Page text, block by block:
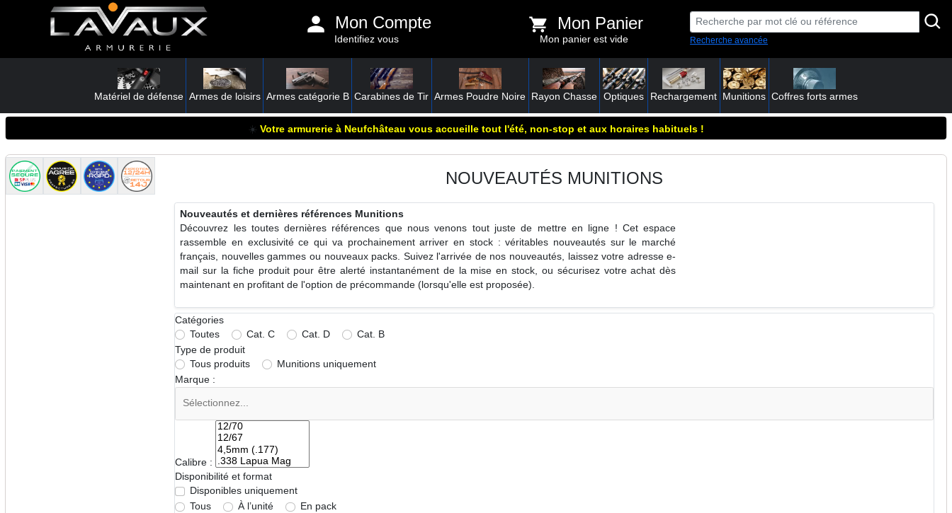
Mon Compte
Identifiez vous
Mon Panier
Mon panier est vide Recherche avancée
Matériel de défense Armes de loisirs Armes catégorie B Carabines de Tir Armes Poudre Noire Rayon Chasse Optiques Rechargement Munitions Coffres forts armes
☀️ Votre armurerie à Neufchâteau vous accueille tout l'été, non-stop et aux horaires habituels !
NOUVEAUTÉS MUNITIONS
Nouveautés et dernières références Munitions
Découvrez les toutes dernières références que nous venons tout juste de mettre en ligne ! Cet espace
rassemble en exclusivité ce qui va prochainement arriver en stock : véritables nouveautés sur le marché
français, nouvelles gammes ou nouveaux packs. Suivez l'arrivée de nos nouveautés, laissez votre adresse e-
mail sur la fiche produit pour être alerté instantanément de la mise en stock, ou sécurisez votre achat dès
maintenant en profitant de l'option de précommande (lorsqu'elle est proposée).
Catégories
Toutes
Cat. C Cat. D
Cat. B
Type de produit
Tous produits
Munitions uniquement
Marque :
Calibre :
Disponibilité et format
Disponibles uniquement
Tous
À l’unité
En pack